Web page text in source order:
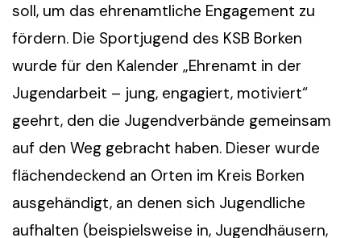
soll, um das ehrenamtliche Engagement zu
fördern. Die Sportjugend des KSB Borken
wurde für den Kalender „Ehrenamt in der
Jugendarbeit – jung, engagiert, motiviert“
geehrt, den die Jugendverbände gemeinsam
auf den Weg gebracht haben. Dieser wurde
flächendeckend an Orten im Kreis Borken
ausgehändigt, an denen sich Jugendliche
aufhalten (beispielsweise in, Jugendhäusern,